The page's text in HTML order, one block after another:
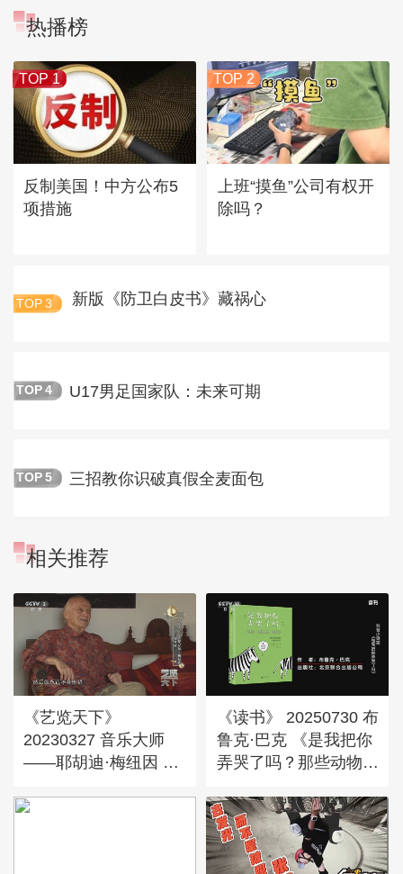
热播榜
TOP 1
反制美国！中方公布5
项措施
TOP 2
上班“摸鱼”公司有权开
除吗？
TOP 3 新版《防卫白皮书》藏祸心
TOP 4 U17男足国家队：未来可期
TOP 5 三招教你识破真假全麦面包
相关推荐
《艺览天下》
20230327 音乐大师
——耶胡迪·梅纽因 世
《读书》 20250730 布
鲁克·巴克 《是我把你
弄哭了吗？那些动物们
小课堂：《是我把你弄
哭了吗》